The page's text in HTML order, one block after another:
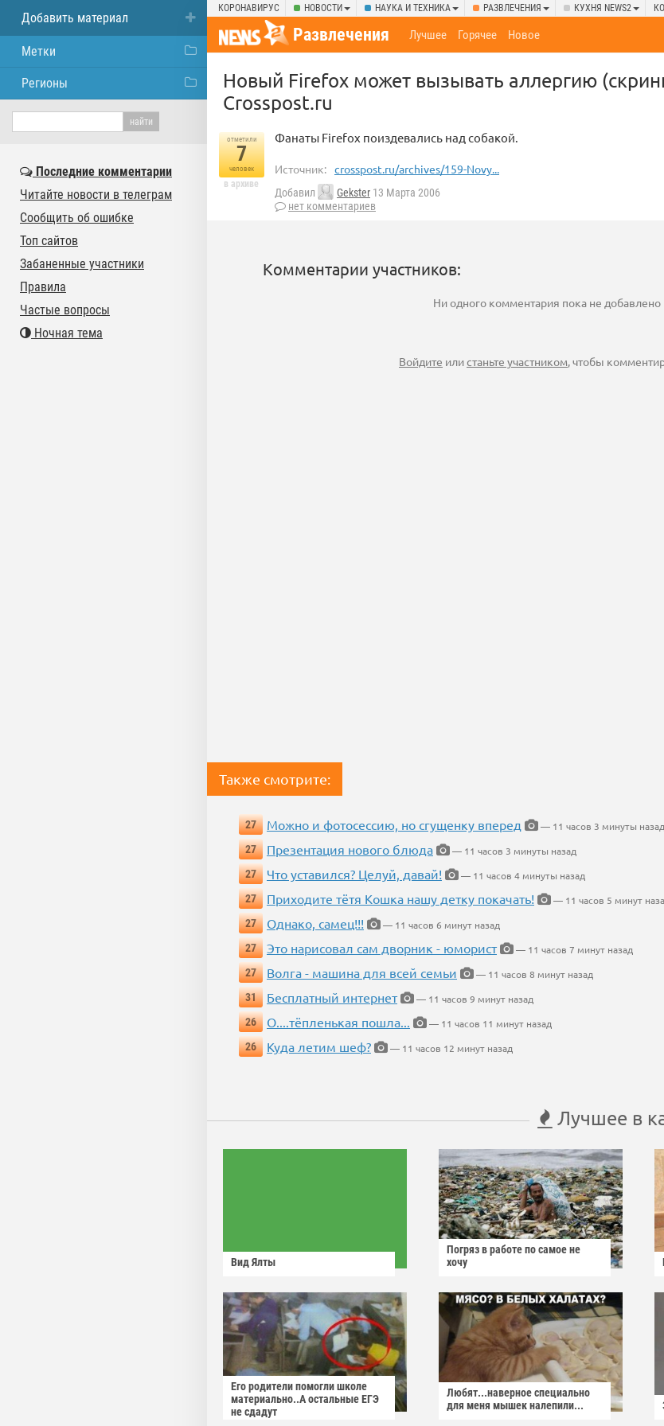
КОРОНАВИРУС НОВОСТИ НАУКА И ТЕХНИКА РАЗВЛЕЧЕНИЯ КУХНЯ NEWS2
Развлечения Лучшее Горячее Новое
Новый Firefox может вызывать аллергию
Crosspost.ru
отметили
7
человек
в архиве
Фанаты Firefox поиздевались над собакой.
Источник: crosspost.ru/archives/159-Novy...
Добавил Gekster 13 Марта 2006
нет комментариев
Комментарии участников:
Ни одного комментария пока не добавлено
Войдите илистаньте участником, чтобы
Также смотрите:
27 Можно и фотосессию, но сгущенку вперед
— 11 часов 3 минуты назад
27
Презентация нового блюда
— 11 часов 3 минуты назад
27
Что уставился? Целуй, давай!
— 11 часов 4 минуты назад
27
Приходите тётя Кошка нашу детку покачать!
— 11 часов 5 минут
27
Однако, самец!!!
— 11 часов 6 минут назад
27
Это нарисовал сам дворник - юморист
— 11 часов 7 минут назад
27
Волга - машина для всей семьи
— 11 часов 8 минут назад
31
Бесплатный интернет
— 11 часов 9 минут назад
26
О....тёпленькая пошла...
— 11 часов 11 минут назад
26
Куда летим шеф? — 11 часов 12 минут назад
Лучшее в
Вид Ялты
Погряз в работе по самое не
хочу
Его родители помогли школе
материально..А остальные ЕГЭ
не сдадут
Любят...наверное специально
для меня мышек налепили...
Добавить материал
Метки
Регионы
Последние комментарии
Читайте новости в телеграм
Сообщить об ошибке
Топ сайтов
Забаненные участники
Правила
Частые вопросы
Ночная тема